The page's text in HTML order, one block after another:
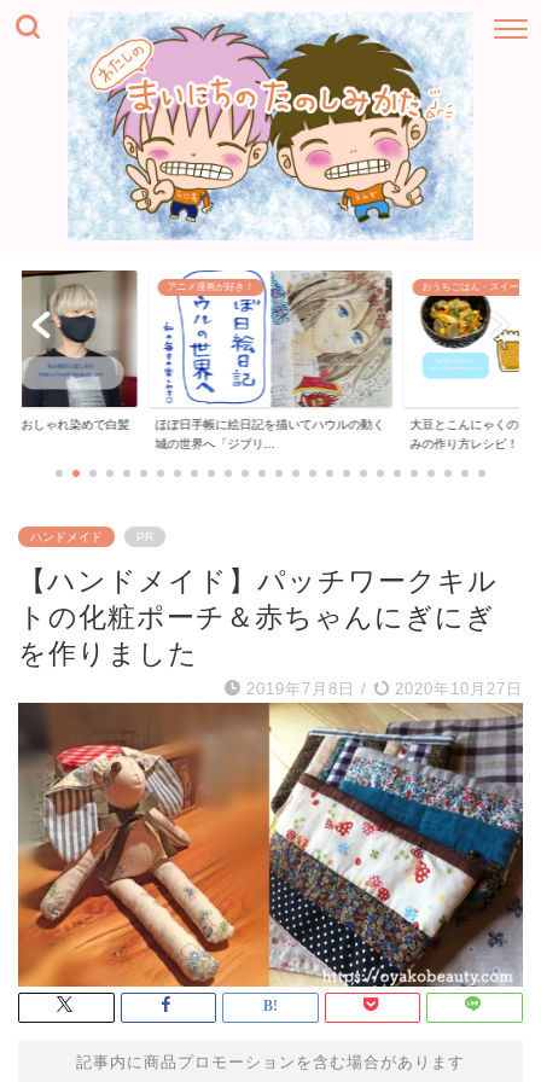
「おしゃれ染めで白髪
アニメ漫画が好き！
ほぼ日手帳に絵日記を描いてハウルの動く
城の世界へ「ジブリ...
おうちごはん・スイーツ
大豆とこんにゃくの甘
みの作り方レシピ！...
ハンドメイド PR
【ハンドメイド】パッチワークキル
トの化粧ポーチ＆赤ちゃんにぎにぎ
を作りました
2019年7月8日 / 2020年10月27日
記事内に商品プロモーションを含む場合があります